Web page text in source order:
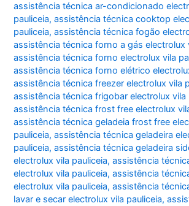
assistência técnica ar-condicionado
pauliceia,assistência técnica cooktop
pauliceia,assistência técnica fogão
assistência técnica forno a gás electrolux
assistência técnica forno electrolux vila
assistência técnica forno elétrico
assistência técnica freezer electrolux vila
assistência técnica frigobar electrolux vila
assistência técnica frost free electrolux
assistência técnica geladeia frost free
pauliceia,assistência técnica geladeira
pauliceia,assistência técnica geladeira
electrolux vila pauliceia,assistência
electrolux vila pauliceia,assistência
electrolux vila pauliceia,assistência
lavar e secar electrolux vila pauliceia,